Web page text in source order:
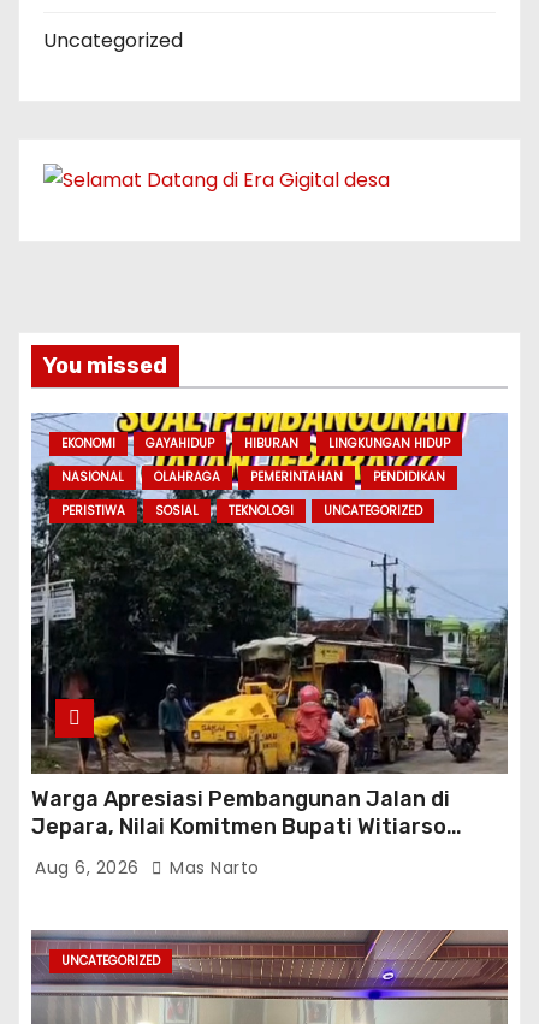
Uncategorized
You missed
EKONOMI GAYAHIDUP HIBURAN
LINGKUNGAN HIDUP
NASIONAL
OLAHRAGA PEMERINTAHAN
PENDIDIKAN
PERISTIWA
SOSIAL TEKNOLOGI UNCATEGORIZED
Warga Apresiasi Pembangunan Jalan di
Jepara, Nilai Komitmen Bupati Witiarso
Tingkatkan Infrastruktur dan Perekonomian
Aug 6, 2026 Mas Narto
UNCATEGORIZED